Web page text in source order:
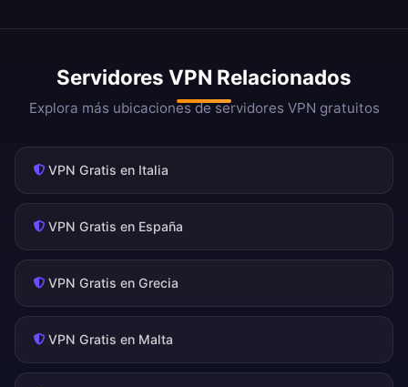
Servidores VPN Relacionados
Explora más ubicaciones de servidores VPN gratuitos
VPN Gratis en Italia
VPN Gratis en España
VPN Gratis en Grecia
VPN Gratis en Malta